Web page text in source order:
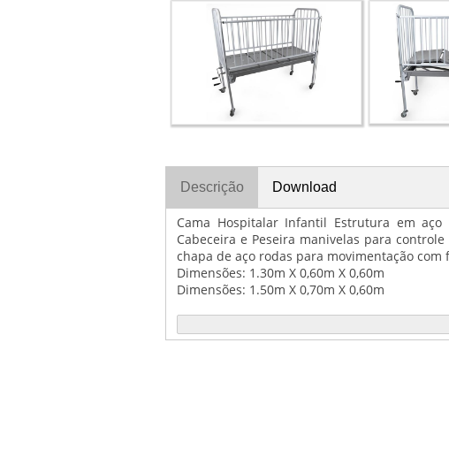
Descrição Download
Cama Hospitalar Infantil Estrutura em
Cabeceira e Peseira manivelas para
chapa de aço rodas para movimentação
Dimensões: 1.30m X 0,60m X 0,60m
Dimensões: 1.50m X 0,70m X 0,60m